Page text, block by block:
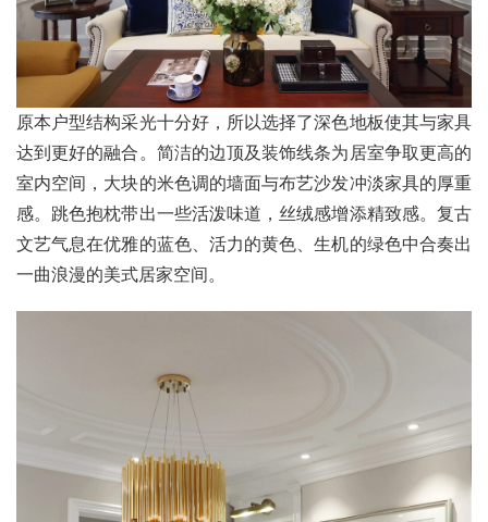
原本户型结构采光十分好，所以选择了深色地板使其与家具
达到更好的融合。简洁的边顶及装饰线条为居室争取更高的
室内空间，大块的米色调的墙面与布艺沙发冲淡家具的厚重
感。跳色抱枕带出一些活泼味道，丝绒感增添精致感。复古
文艺气息在优雅的蓝色、活力的黄色、生机的绿色中合奏出
一曲浪漫的美式居家空间。